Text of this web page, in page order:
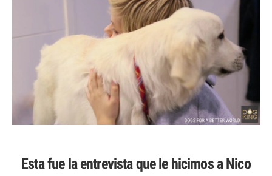
Esta fue la entrevista que le hicimos a Nico